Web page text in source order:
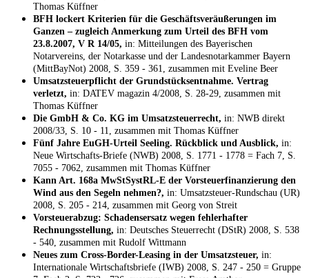
Thomas Küffner
BFH lockert Kriterien für die Geschäftsveräußerungen im
Ganzen – zugleich Anmerkung zum Urteil des BFH vom
23.8.2007, V R 14/05, in: Mitteilungen des Bayerischen
Notarvereins, der Notarkasse und der Landesnotarkammer Bayern
(MittBayNot) 2008, S. 359 - 361, zusammen mit Eveline Beer
Umsatzsteuerpflicht der Grundstücksentnahme. Vertrag
verletzt, in: DATEV magazin 4/2008, S. 28-29, zusammen mit
Thomas Küffner
Die GmbH & Co. KG im Umsatzsteuerrecht, in: NWB direkt
2008/33, S. 10 - 11, zusammen mit Thomas Küffner
Fünf Jahre EuGH-Urteil Seeling. Rückblick und Ausblick, in:
Neue Wirtschafts-Briefe (NWB) 2008, S. 1771 - 1778 = Fach 7, S.
7055 - 7062, zusammen mit Thomas Küffner
Kann Art. 168a MwStSystRL-E der Vorsteuerfinanzierung den
Wind aus den Segeln nehmen?, in: Umsatzsteuer-Rundschau (UR)
2008, S. 205 - 214, zusammen mit Georg von Streit
Vorsteuerabzug: Schadensersatz wegen fehlerhafter
Rechnungsstellung, in: Deutsches Steuerrecht (DStR) 2008, S. 538
- 540, zusammen mit Rudolf Wittmann
Neues zum Cross-Border-Leasing in der Umsatzsteuer, in:
Internationale Wirtschaftsbriefe (IWB) 2008, S. 247 - 250 = Gruppe